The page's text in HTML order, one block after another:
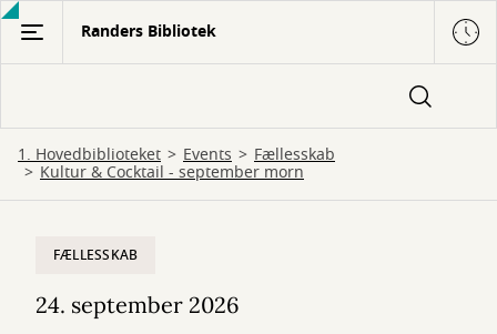
Gå
hovedindhold
Randers Bibliotek
1. Hovedbiblioteket Events Fællesskab
Kultur & Cocktail - september morn
FÆLLESSKAB
24. september 2026